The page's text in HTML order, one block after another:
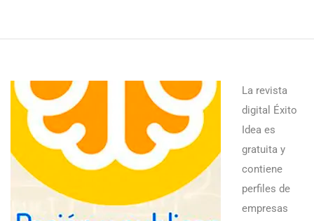
La revista
digital Éxito
Idea es
gratuita y
contiene
perfiles de
empresas